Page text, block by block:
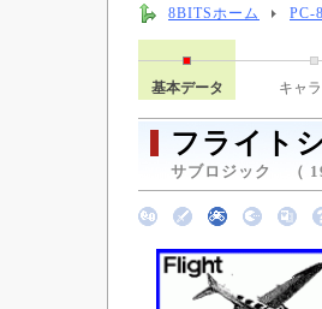
8BITSホーム PC-
基本データ キャ
フライト
サブロジック （